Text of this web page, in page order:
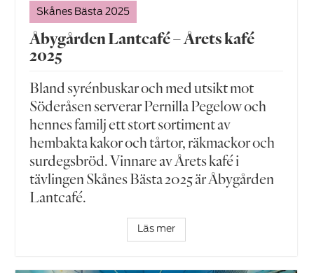
Skånes Bästa 2025
Åbygården Lantcafé – Årets kafé
2025
Bland syrénbuskar och med utsikt mot
Söderåsen serverar Pernilla Pegelow och
hennes familj ett stort sortiment av
hembakta kakor och tårtor, räkmackor och
surdegsbröd. Vinnare av Årets kafé i
tävlingen Skånes Bästa 2025 är Åbygården
Lantcafé.
Läs mer